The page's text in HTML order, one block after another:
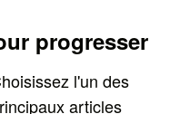
progresser
l'un des
articles